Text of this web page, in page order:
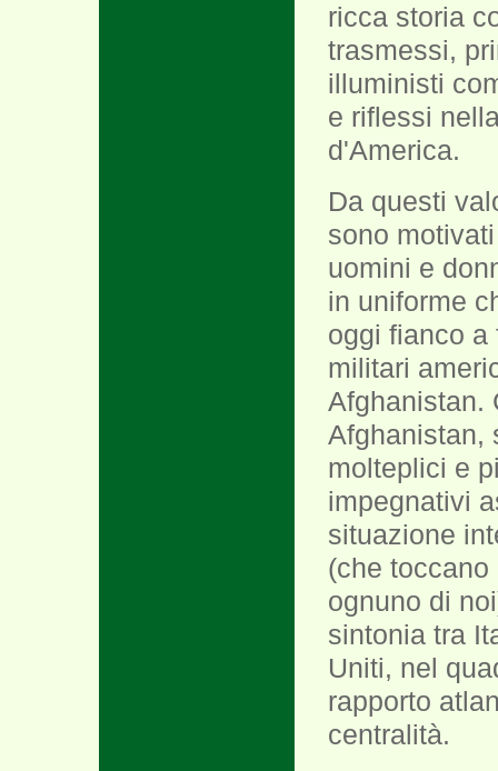
ricca storia
trasmessi,
illuministi
e riflessi
d'America.
Da questi
sono
uomini e
in uniforme
oggi fianco a
militari
Afghanistan.
Afghanistan,
molteplici e
impegnativi
situazione
(che toccano
ognuno di
sintonia tra
Uniti, nel
rapporto
centralità.